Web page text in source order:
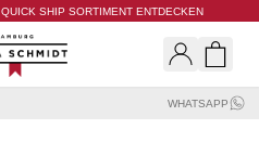
SHIP SORTIMENT ENTDECKEN
WHATSAPP